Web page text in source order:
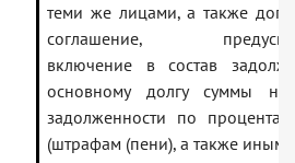
теми же лицами, а также
соглашение,
включение в состав
основному долгу суммы
задолженности по
(штрафам (пени), а также иным